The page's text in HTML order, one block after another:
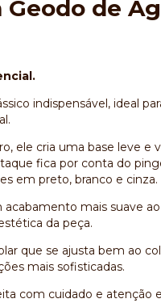
de
indispensável, ideal
ele cria uma base leve e
fica por conta do
em preto, branco e cinza.
mais suave
da peça.
que se ajusta bem ao
mais sofisticadas.
com cuidado e atenção